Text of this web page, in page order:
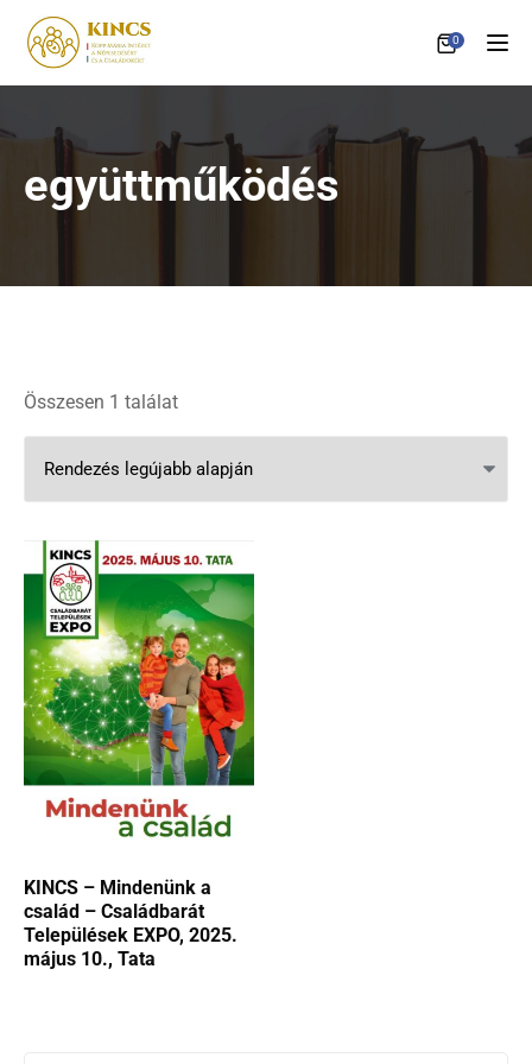
0
együttműködés
Összesen 1 találat
KINCS – Mindenünk a
család – Családbarát
Települések EXPO, 2025.
május 10., Tata